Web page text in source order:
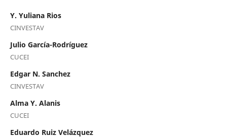
Y. Yuliana Rios
CINVESTAV
Julio García-Rodríguez
CUCEI
Edgar N. Sanchez
CINVESTAV
Alma Y. Alanis
CUCEI
Eduardo Ruiz Velázquez